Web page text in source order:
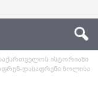
ისტორიაში
დასაფრენი ზოლისა